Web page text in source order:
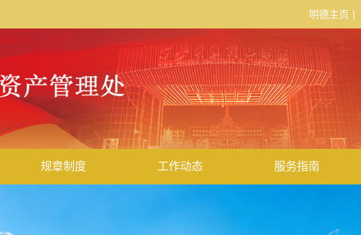
明德主页 |
规章制度 工作动态 服务指南